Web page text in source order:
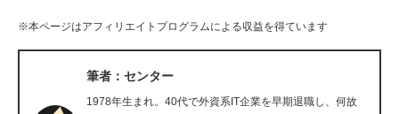
ITエンジニア向け専門サイト
※本ページはアフィリエイトプログラムによる収益を得ています
筆者：センター
1978年生まれ。40代で外資系IT企業を早期退職し、何故